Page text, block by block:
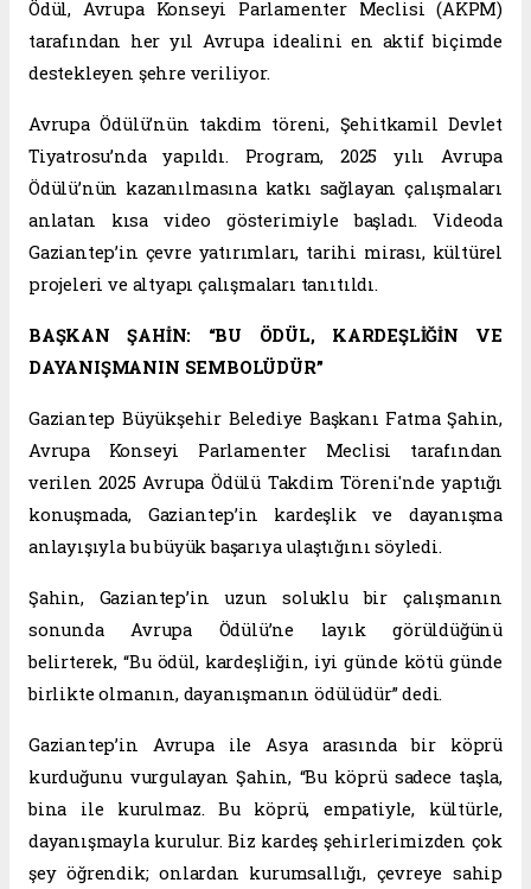
Ödül, Avrupa Konseyi Parlamenter Meclisi (AKPM)
tarafından her yıl Avrupa idealini en aktif biçimde
destekleyen şehre veriliyor.
Avrupa Ödülü’nün takdim töreni, Şehitkamil Devlet
Tiyatrosu’nda yapıldı. Program, 2025 yılı Avrupa
Ödülü’nün kazanılmasına katkı sağlayan çalışmaları
anlatan kısa video gösterimiyle başladı. Videoda
Gaziantep’in çevre yatırımları, tarihi mirası, kültürel
projeleri ve altyapı çalışmaları tanıtıldı.
BAŞKAN ŞAHİN: “BU ÖDÜL, KARDEŞLİĞİN VE
DAYANIŞMANIN SEMBOLÜDÜR”
Gaziantep Büyükşehir Belediye Başkanı Fatma Şahin,
Avrupa Konseyi Parlamenter Meclisi tarafından
verilen 2025 Avrupa Ödülü Takdim Töreni'nde yaptığı
konuşmada, Gaziantep’in kardeşlik ve dayanışma
anlayışıyla bu büyük başarıya ulaştığını söyledi.
Şahin, Gaziantep’in uzun soluklu bir çalışmanın
sonunda Avrupa Ödülü’ne layık görüldüğünü
belirterek, “Bu ödül, kardeşliğin, iyi günde kötü günde
birlikte olmanın, dayanışmanın ödülüdür” dedi.
Gaziantep’in Avrupa ile Asya arasında bir köprü
kurduğunu vurgulayan Şahin, “Bu köprü sadece taşla,
bina ile kurulmaz. Bu köprü, empatiyle, kültürle,
dayanışmayla kurulur. Biz kardeş şehirlerimizden çok
şey öğrendik; onlardan kurumsallığı, çevreye sahip